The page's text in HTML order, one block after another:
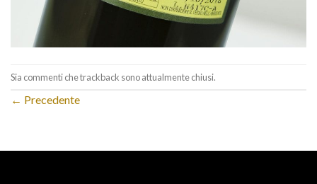
Sia commenti che trackback sono attualmente chiusi.
← Precedente